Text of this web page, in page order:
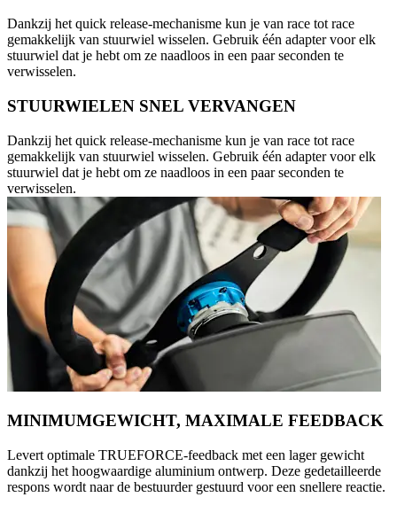
Dankzij het quick release-mechanisme kun je van race tot race
gemakkelijk van stuurwiel wisselen. Gebruik één adapter voor elk
stuurwiel dat je hebt om ze naadloos in een paar seconden te
verwisselen.
STUURWIELEN SNEL VERVANGEN
Dankzij het quick release-mechanisme kun je van race tot race
gemakkelijk van stuurwiel wisselen. Gebruik één adapter voor elk
stuurwiel dat je hebt om ze naadloos in een paar seconden te
verwisselen.
MINIMUMGEWICHT, MAXIMALE FEEDBACK
Levert optimale TRUEFORCE-feedback met een lager gewicht
dankzij het hoogwaardige aluminium ontwerp. Deze gedetailleerde
respons wordt naar de bestuurder gestuurd voor een snellere reactie.